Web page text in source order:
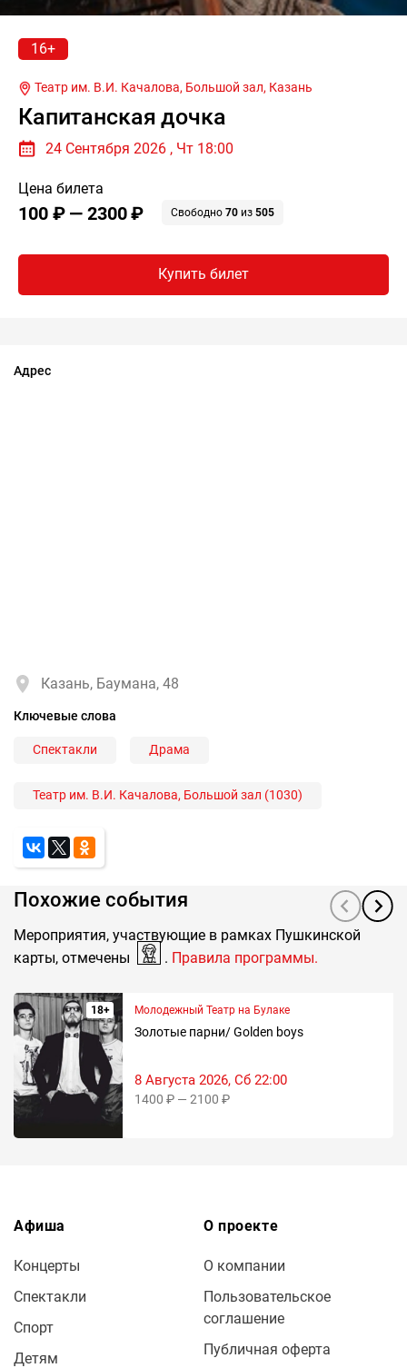
16+
Театр им. В.И. Качалова, Большой зал, Казань
Капитанская дочка
24 Сентября 2026 , Чт 18:00
Цена билета
100 ₽ — 2300 ₽ Свободно70 из505
Купить билет
Адрес
Казань, Баумана, 48
Ключевые слова
Спектакли Драма
Театр им. В.И. Качалова, Большой зал (1030)
Похожие события
Мероприятия, участвующие в рамках Пушкинской
карты, отмечены
. Правила программы.
18+ Молодежный Театр на Булаке
Золотые парни/ Golden boys
8 Августа 2026, Сб 22:00
1400 ₽ — 2100 ₽
Афиша
Концерты
Спектакли
Спорт
Детям
О проекте
О компании
Пользовательское
соглашение
Публичная оферта